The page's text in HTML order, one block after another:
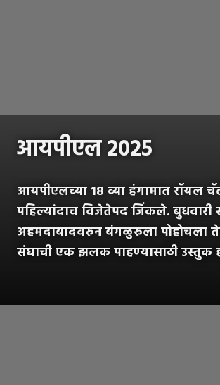
आयपीएल २०२५
आयपीएलच्या १८ व्या हंगामात रॉयल
पहिल्यांदाच विजेतेपद जिंकले. बुधवारी
अहमदाबादवरुन बंगळुरुला पोहोचला
संघाची एक झलक पाहण्यासाठी उस्तुक